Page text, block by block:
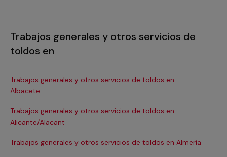
Trabajos generales y otros servicios de
toldos en
Trabajos generales y otros servicios de toldos en
Albacete
Trabajos generales y otros servicios de toldos en
Alicante/Alacant
Trabajos generales y otros servicios de toldos en Almería